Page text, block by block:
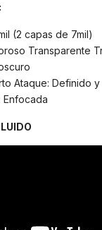
(2 capas de 7mil)
Transparente
Ataque: Definido
Enfocada